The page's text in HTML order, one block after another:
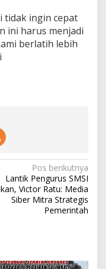
tidak ingin cepat
ini harus menjadi
berlatih lebih
Pos berikutnya
Lantik Pengurus SMSI
Victor Ratu: Media
Siber Mitra Strategis
Pemerintah